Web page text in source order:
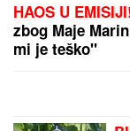
HAOS U
zbog Maje
mi je teško"